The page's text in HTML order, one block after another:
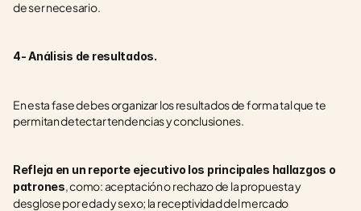
de ser necesario.
4- Análisis de resultados.
En esta fase debes organizar los resultados de forma tal que te
permitan detectar tendencias y conclusiones.
Refleja en un reporte ejecutivo los principales hallazgos o
patrones, como: aceptación o rechazo de la propuesta y
desglose por edad y sexo; la receptividad del mercado